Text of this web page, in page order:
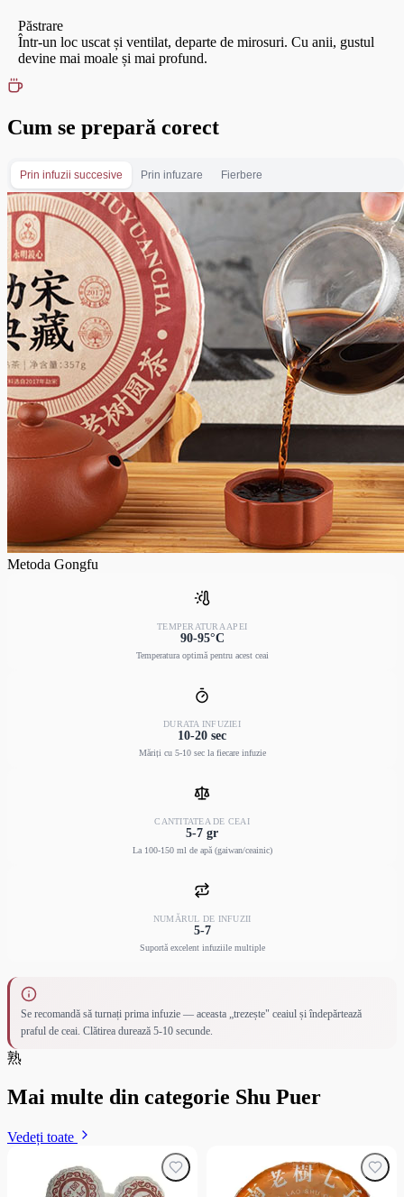
Păstrare
Într-un loc uscat și ventilat, departe de mirosuri. Cu anii, gustul
devine mai moale și mai profund.
Cum se prepară corect
Prin infuzii succesive Prin infuzare Fierbere
Metoda Gongfu
TEMPERATURA APEI
90-95°C
Temperatura optimă pentru acest ceai
DURATA INFUZIEI
10-20 sec
Măriți cu 5-10 sec la fiecare infuzie
CANTITATEA DE CEAI
5-7 gr
La 100-150 ml de apă (gaiwan/ceainic)
NUMĂRUL DE INFUZII
5-7
Suportă excelent infuziile multiple
Se recomandă să turnați prima infuzie — aceasta „trezește" ceaiul și îndepărtează
praful de ceai. Clătirea durează 5-10 secunde.
熟
Mai multe din categorie Shu Puer
Vedeți toate